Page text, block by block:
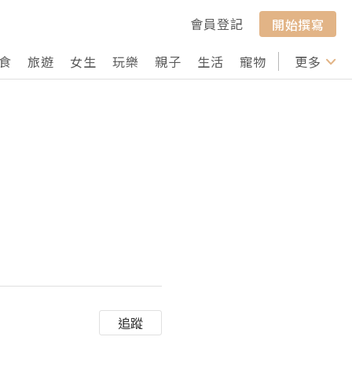
會員登記
開始撰寫
旅遊 女生 玩樂 親子 生活 寵物 行山 打卡
更多
追蹤